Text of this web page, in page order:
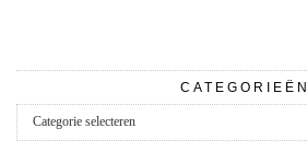
CATEGORIEËN
Categorieën